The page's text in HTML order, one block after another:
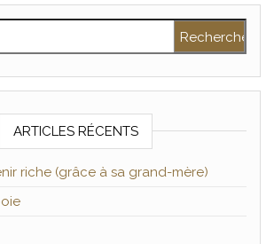
ARTICLES RÉCENTS
riche (grâce à sa grand-mère)